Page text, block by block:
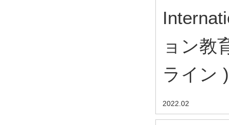
ョン教
ライン
2022.02